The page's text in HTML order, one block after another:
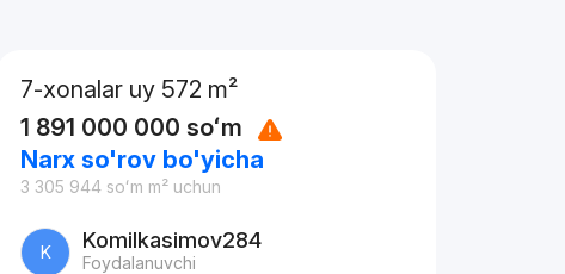
7-xonalar uy 572 m²
1 891 000 000 soʻm
Narx so'rov bo'yicha
3 305 944 soʻm m² uchun
K Komilkasimov284
Foydalanuvchi